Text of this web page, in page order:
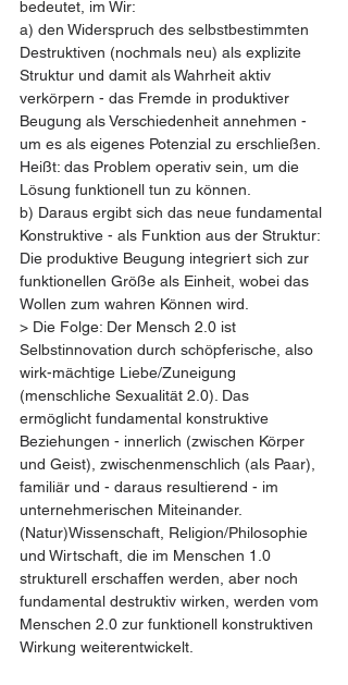
bedeutet, im Wir:
a) den Widerspruch des selbstbestimmten
Destruktiven (nochmals neu) als explizite
Struktur und damit als Wahrheit aktiv
verkörpern - das Fremde in produktiver
Beugung als Verschiedenheit annehmen -
um es als eigenes Potenzial zu erschließen.
Heißt: das Problem operativ sein, um die
Lösung funktionell tun zu können.
b) Daraus ergibt sich das neue fundamental
Konstruktive - als Funktion aus der Struktur:
Die produktive Beugung integriert sich zur
funktionellen Größe als Einheit, wobei das
Wollen zum wahren Können wird.
> Die Folge: Der Mensch 2.0 ist
Selbstinnovation durch schöpferische, also
wirk-mächtige Liebe/Zuneigung
(menschliche Sexualität 2.0). Das
ermöglicht fundamental konstruktive
Beziehungen - innerlich (zwischen Körper
und Geist), zwischenmenschlich (als Paar),
familiär und - daraus resultierend - im
unternehmerischen Miteinander.
(Natur)Wissenschaft, Religion/Philosophie
und Wirtschaft, die im Menschen 1.0
strukturell erschaffen werden, aber noch
fundamental destruktiv wirken, werden vom
Menschen 2.0 zur funktionell konstruktiven
Wirkung weiterentwickelt.